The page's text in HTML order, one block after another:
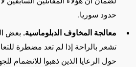
حدود سوريا.
معالجة المخاوف الدبلوماسية. بعض
تشعر بالراحة إذا لم تعد مضطرة
حول الرعايا الذين ذهبوا للانضمام